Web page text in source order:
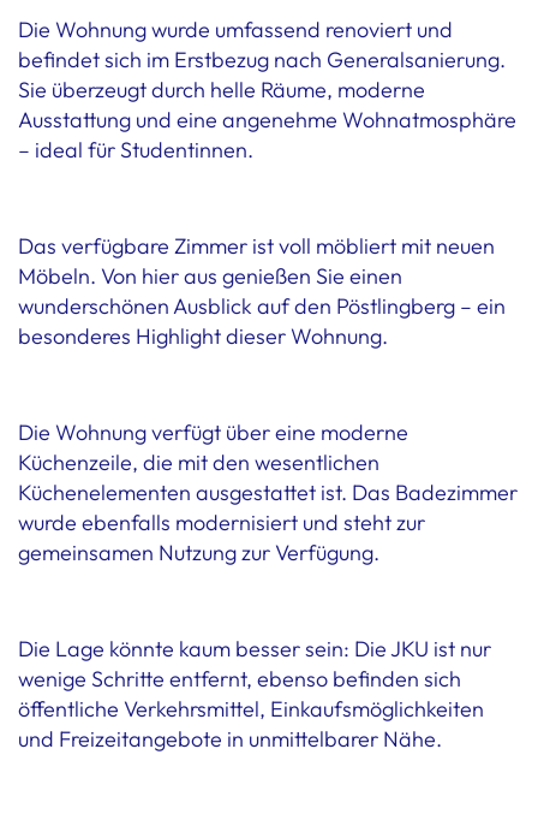
Die Wohnung wurde umfassend renoviert und
befindet sich im Erstbezug nach Generalsanierung.
Sie überzeugt durch helle Räume, moderne
Ausstattung und eine angenehme Wohnatmosphäre
– ideal für Studentinnen.
Das verfügbare Zimmer ist voll möbliert mit neuen
Möbeln. Von hier aus genießen Sie einen
wunderschönen Ausblick auf den Pöstlingberg – ein
besonderes Highlight dieser Wohnung.
Die Wohnung verfügt über eine moderne
Küchenzeile, die mit den wesentlichen
Küchenelementen ausgestattet ist. Das Badezimmer
wurde ebenfalls modernisiert und steht zur
gemeinsamen Nutzung zur Verfügung.
Die Lage könnte kaum besser sein: Die JKU ist nur
wenige Schritte entfernt, ebenso befinden sich
öffentliche Verkehrsmittel, Einkaufsmöglichkeiten
und Freizeitangebote in unmittelbarer Nähe.